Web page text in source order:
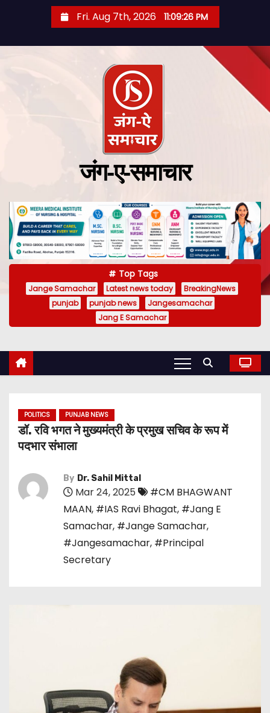
Fri. Aug 7th, 2026 11:09:27 PM
जंग-ए-समाचार
Top Tags
Jange Samachar Latest news today
BreakingNews
punjab
punjab news
Jangesamachar
Jang E Samachar
POLITICS PUNJAB NEWS
डॉ. रवि भगत ने मुख्यमंत्री के प्रमुख सचिव के रूप में
पदभार संभाला
By Dr. Sahil Mittal
Mar 24, 2025
#CM BHAGWANT
MAAN, #IAS Ravi Bhagat, #Jang E
Samachar, #Jange Samachar,
#Jangesamachar, #Principal
Secretary